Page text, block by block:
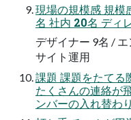
現場の規模感 規
名 社内 20名 ディ
デザイナー 9名 /
サイト運用
課題 課題をたてる
たくさんの連絡が
ンバーの入れ替わ